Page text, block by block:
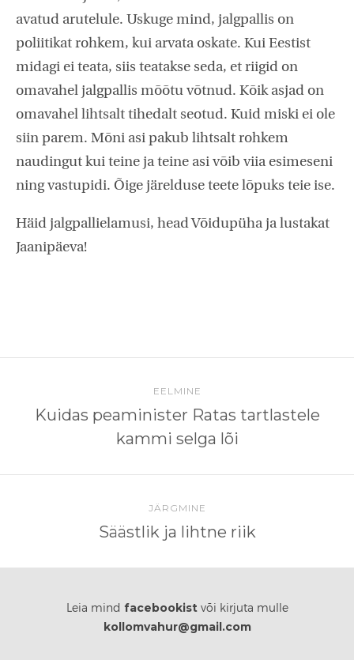
avatud arutelule. Uskuge mind, jalgpallis on
poliitikat rohkem, kui arvata oskate. Kui Eestist
midagi ei teata, siis teatakse seda, et riigid on
omavahel jalgpallis mõõtu võtnud. Kõik asjad on
omavahel lihtsalt tihedalt seotud. Kuid miski ei ole
siin parem. Mõni asi pakub lihtsalt rohkem
naudingut kui teine ja teine asi võib viia esimeseni
ning vastupidi. Õige järelduse teete lõpuks teie ise.
Häid jalgpallielamusi, head Võidupüha ja lustakat
Jaanipäeva!
EELMINE
Kuidas peaminister Ratas tartlastele
kammi selga lõi
JÄRGMINE
Säästlik ja lihtne riik
Leia mind facebookistvõi kirjuta mulle
kollomvahur@gmail.com